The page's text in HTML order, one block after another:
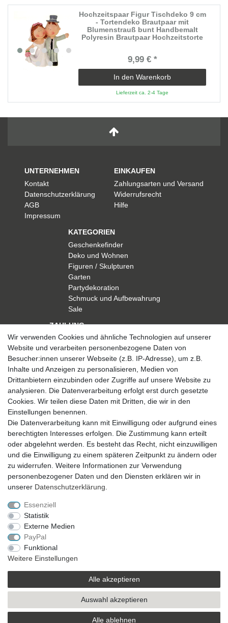
Hochzeitspaar Figur Tischdeko 9 cm
- Tortendeko Brautpaar mit
Blumenstrauß bunt Handbemalt
Polyresin Brautpaar Hochzeitstorte
9,99 € *
In den Warenkorb
Lieferzeit ca. 2-4 Tage
UNTERNEHMEN
Kontakt
Datenschutzerklärung
AGB
Impressum
EINKAUFEN
Zahlungsarten und Versand
Widerrufsrecht
Hilfe
KATEGORIEN
Geschenkefinder
Deko und Wohnen
Figuren / Skulpturen
Garten
Partydekoration
Schmuck und Aufbewahrung
Sale
ZAHLUNG
VERSAND
SICHER EINKAUFEN
Sicher einkaufen mit
durchgehender SSL-Verschlüsselung
* Alle Preise verstehen sich inkl. MwSt. zzgl. Versandkosten. Alle Angebote sind
freibleibend zzgl. Versandkosten und bei Nachnahme Übermittlungsentgelt.
Copyright 2019 © Kremers-Schatzkiste | Alle Rechte vorbehalten.
Wir verwenden Cookies und ähnliche Technologien auf unserer
Website und verarbeiten personenbezogene Daten von
Besucher:innen unserer Webseite (z.B. IP-Adresse), um z.B.
Inhalte und Anzeigen zu personalisieren, Medien von
Drittanbietern einzubinden oder Zugriffe auf unsere Website zu
analysieren. Die Datenverarbeitung erfolgt erst durch gesetzte
Cookies. Wir teilen diese Daten mit Dritten, die wir in den
Einstellungen benennen.
Die Datenverarbeitung kann mit Einwilligung oder aufgrund eines
berechtigten Interesses erfolgen. Die Zustimmung kann erteilt
oder abgelehnt werden. Es besteht das Recht, nicht einzuwilligen
und die Einwilligung zu einem späteren Zeitpunkt zu ändern oder
zu widerrufen. Weitere Informationen zur Verwendung
personenbezogener Daten und den Diensten erklären wir in
unserer Daten­schutz­erklärung
Essenziell
Statistik
Externe Medien
PayPal
Funktional
Weitere Einstellungen
Alle akzeptieren
Alle ablehnen
Auswahl akzeptieren